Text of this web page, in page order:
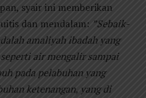
syair ini memberikan
dan mendalam: ”Sebaik-
amaliyah ibadah yang
air mengalir sampai
pada pelabuhan yang
ketenangan, yang di